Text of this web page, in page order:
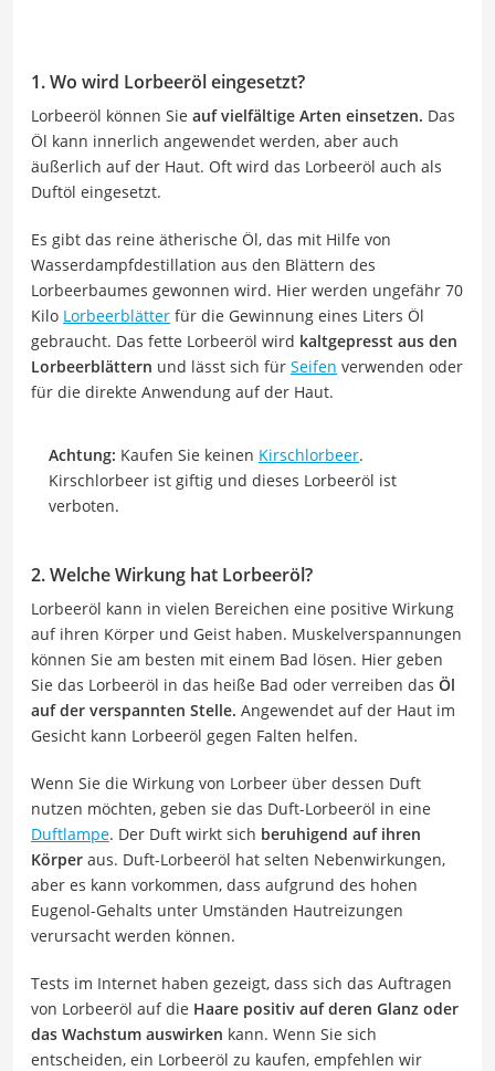
1. Wo wird Lorbeeröl eingesetzt?
Lorbeeröl können Sie auf vielfältige Arten einsetzen. Das
Öl kann innerlich angewendet werden, aber auch
äußerlich auf der Haut. Oft wird das Lorbeeröl auch als
Duftöl eingesetzt.
Es gibt das reine ätherische Öl, das mit Hilfe von
Wasserdampfdestillation aus den Blättern des
Lorbeerbaumes gewonnen wird. Hier werden ungefähr 70
Kilo Lorbeerblätter für die Gewinnung eines Liters Öl
gebraucht. Das fette Lorbeeröl wird kaltgepresst aus den
Lorbeerblättern und lässt sich für Seifen verwenden oder
für die direkte Anwendung auf der Haut.
Achtung: Kaufen Sie keinen Kirschlorbeer.
Kirschlorbeer ist giftig und dieses Lorbeeröl ist
verboten.
2. Welche Wirkung hat Lorbeeröl?
Lorbeeröl kann in vielen Bereichen eine positive Wirkung
auf ihren Körper und Geist haben. Muskelverspannungen
können Sie am besten mit einem Bad lösen. Hier geben
Sie das Lorbeeröl in das heiße Bad oder verreiben das Öl
auf der verspannten Stelle. Angewendet auf der Haut im
Gesicht kann Lorbeeröl gegen Falten helfen.
Wenn Sie die Wirkung von Lorbeer über dessen Duft
nutzen möchten, geben sie das Duft-Lorbeeröl in eine
Duftlampe. Der Duft wirkt sich beruhigend auf ihren
Körper aus. Duft-Lorbeeröl hat selten Nebenwirkungen,
aber es kann vorkommen, dass aufgrund des hohen
Eugenol-Gehalts unter Umständen Hautreizungen
verursacht werden können.
Tests im Internet haben gezeigt, dass sich das Auftragen
von Lorbeeröl auf die Haare positiv auf deren Glanz oder
das Wachstum auswirken kann. Wenn Sie sich
entscheiden, ein Lorbeeröl zu kaufen, empfehlen wir